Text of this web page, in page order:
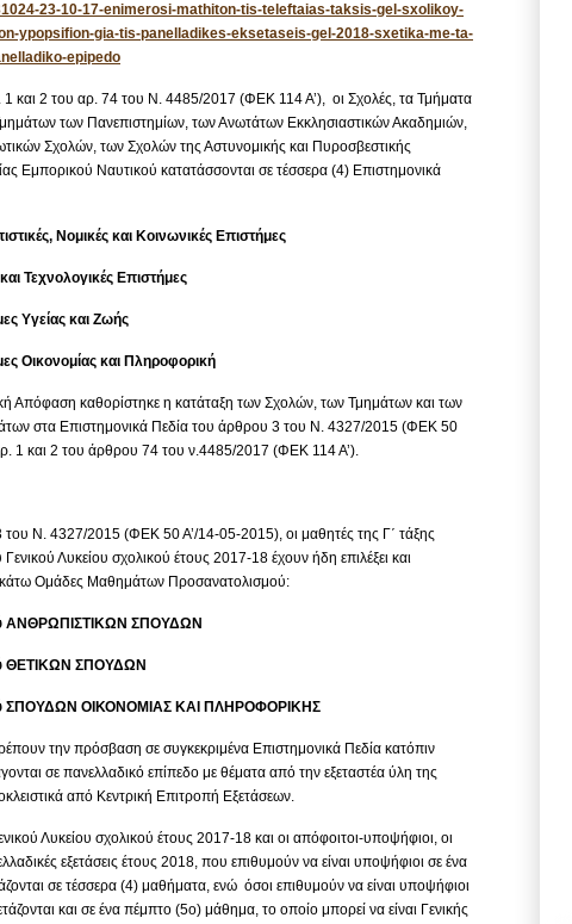
23-10-17-enimerosi-mathiton-tis-teleftaias-taksis-gel-sxolikoy-
ypopsifion-gia-tis-panelladikes-eksetaseis-gel-2018-sxetika-me-ta-
epipedo
1 και 2 του αρ. 74 του Ν. 4485/2017 (ΦΕΚ 114 Α’), οι Σχολές, τα Τμήματα
των Πανεπιστημίων, των Ανωτάτων Εκκλησιαστικών Ακαδημιών,
Σχολών, των Σχολών της Αστυνομικής και Πυροσβεστικής
Εμπορικού Ναυτικού κατατάσσονται σε τέσσερα (4) Επιστημονικά
Νομικές και Κοινωνικές Επιστήμες
Τεχνολογικές Επιστήμες
Υγείας και Ζωής
Οικονομίας και Πληροφορική
Απόφαση καθορίστηκε η κατάταξη των Σχολών, των Τμημάτων και των
στα Επιστημονικά Πεδία του άρθρου 3 του Ν. 4327/2015 (ΦΕΚ 50
1 και 2 του άρθρου 74 του ν.4485/2017 (ΦΕΚ 114 Α’).
του Ν. 4327/2015 (ΦΕΚ 50 Α’/14-05-2015), οι μαθητές της Γ΄ τάξης
Λυκείου σχολικού έτους 2017-18 έχουν ήδη επιλέξει και
Ομάδες Μαθημάτων Προσανατολισμού:
ΑΝΘΡΩΠΙΣΤΙΚΩΝ ΣΠΟΥΔΩΝ
ΣΠΟΥΔΩΝ
ΟΙΚΟΝΟΜΙΑΣ ΚΑΙ ΠΛΗΡΟΦΟΡΙΚΗΣ
την πρόσβαση σε συγκεκριμένα Επιστημονικά Πεδία κατόπιν
σε πανελλαδικό επίπεδο με θέματα από την εξεταστέα ύλη της
από Κεντρική Επιτροπή Εξετάσεων.
Λυκείου σχολικού έτους 2017-18 και οι απόφοιτοι-υποψήφιοι, οι
εξετάσεις έτους 2018, που επιθυμούν να είναι υποψήφιοι σε ένα
σε τέσσερα (4) μαθήματα, ενώ όσοι επιθυμούν να είναι υποψήφιοι
και σε ένα πέμπτο (5ο) μάθημα, το οποίο μπορεί να είναι Γενικής